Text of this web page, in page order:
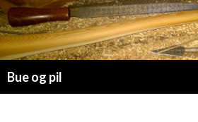
Bue og pil